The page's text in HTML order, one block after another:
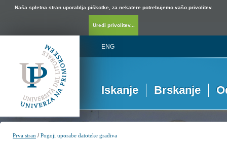
Naša spletna stran uporablja piškotke, za nekatere potrebujemo vašo privolitev.
Uredi privolitev...
ENG
Iskanje Brskanje
Prva stran /Pogoji uporabe datoteke gradiva